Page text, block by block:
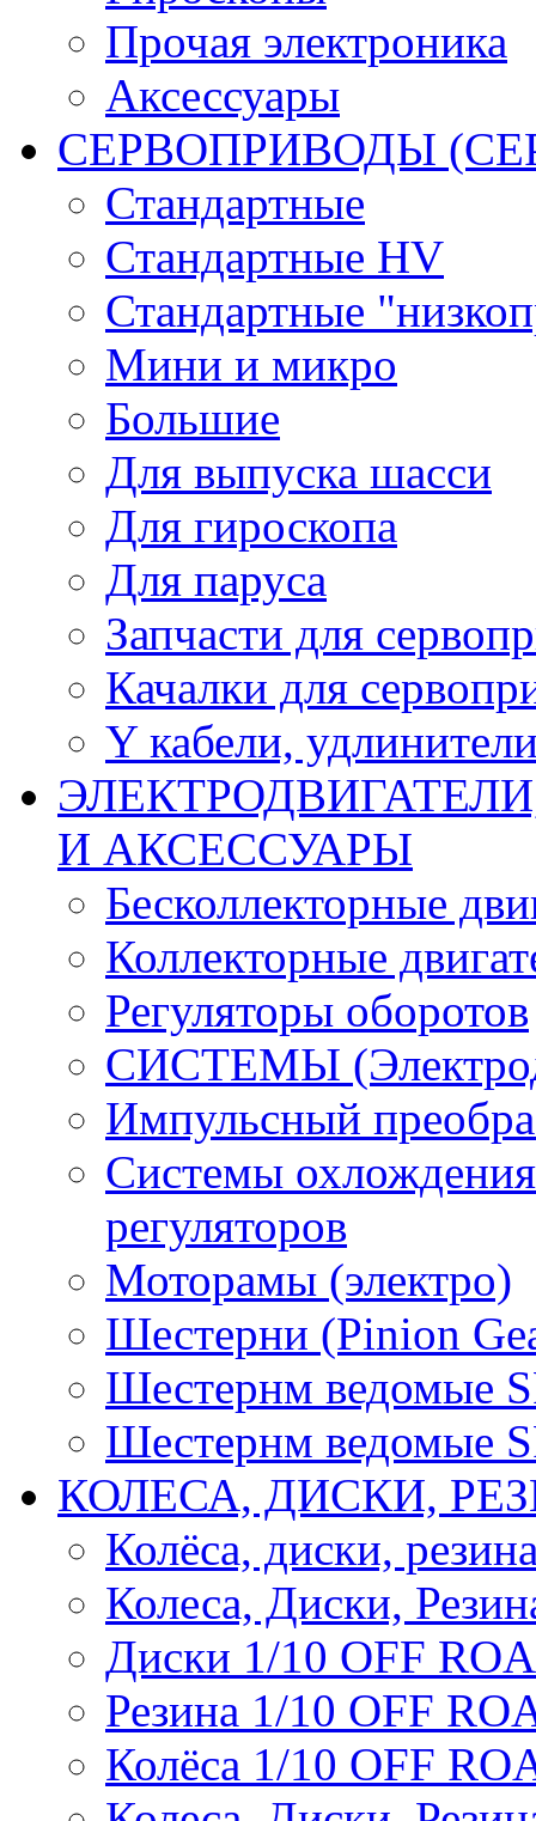
Прочая электроника
Аксессуары
СЕРВОПРИВОДЫ
Стандартные
Стандартные HV
Стандартные
Мини и микро
Большие
Для выпуска шасси
Для гироскопа
Для паруса
Запчасти для
Качалки для
Y кабели,
И АКСЕССУАРЫ
Бесколлекторные
Коллекторные
Регуляторы оборотов
СИСТЕМЫ
Импульсный
Системы охлождения
регуляторов
Моторамы (электро)
Шестерни (Pinion
Шестернм ведомые
Шестернм ведомые
КОЛЕСА, ДИСКИ,
Колёса, диски,
Колеса, Диски,
Диски 1/10 OFF
Резина 1/10 OFF
Колёса 1/10 OFF